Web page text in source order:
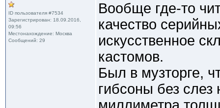
ID пользователя #7534
Зарегистрирован: 18.09.2016,
09:56
Местонахождение: Москва
Сообщений: 29
Вообще где-то
качество
искусственное
кастомов.
Был в музторге,
гибсоны без